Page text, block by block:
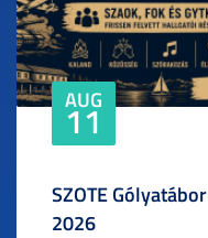
AUG
11
SZOTE Gólyatábor
2026